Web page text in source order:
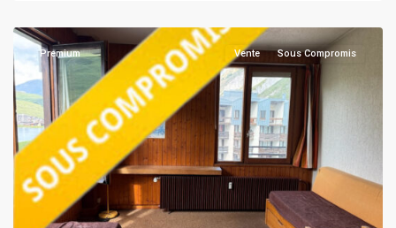
Premium Vente Sous Compromis